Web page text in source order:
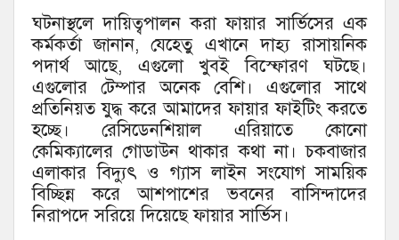
ঘটনাস্থলে দায়িত্বপালন করা ফায়ার সার্ভিসের এক
কর্মকর্তা জানান, যেহেতু এখানে দাহ্য রাসায়নিক
পদার্থ আছে, এগুলো খুবই বিস্ফোরণ ঘটছে।
এগুলোর টেম্পার অনেক বেশি। এগুলোর সাথে
প্রতিনিয়ত যুদ্ধ করে আমাদের ফায়ার ফাইটিং করতে
হচ্ছে। রেসিডেনশিয়াল এরিয়াতে কোনো
কেমিক্যালের গোডাউন থাকার কথা না। চকবাজার
এলাকার বিদ্যুৎ ও গ্যাস লাইন সংযোগ সাময়িক
বিচ্ছিন্ন করে আশপাশের ভবনের বাসিন্দাদের
নিরাপদে সরিয়ে দিয়েছে ফায়ার সার্ভিস।